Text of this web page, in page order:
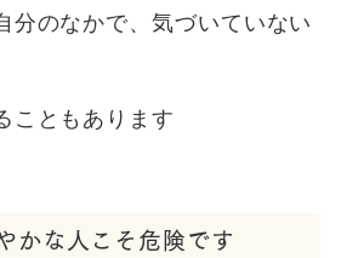
分のなかで、気づいていない
こともあります
かな人こそ危険です